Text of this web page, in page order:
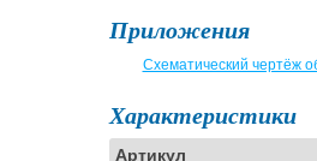
Приложения
Схематический чертёж
Характеристики
Артикул